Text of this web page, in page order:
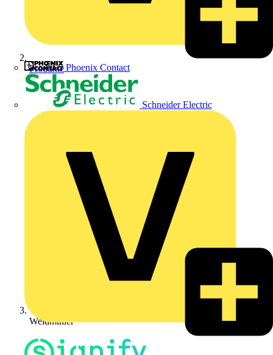
Phoenix Contact
Schneider Electric
Produkte
Weidmüller